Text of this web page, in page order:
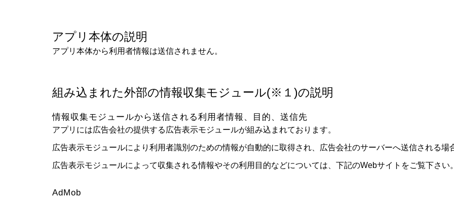
アプリ本体の説明
アプリ本体から利用者情報は送信されません。
組み込まれた外部の情報収集モジュール(※１)の説明
情報収集モジュールから送信される利用者情報、目的、送信先
アプリには広告会社の提供する広告表示モジュールが組み込まれております。
広告表示モジュールにより利用者識別のための情報が自動的に取得され、広告会社のサーバーへ送信される場
広告表示モジュールによって収集される情報やその利用目的などについては、下記のWebサイトをご覧下さい。
AdMob